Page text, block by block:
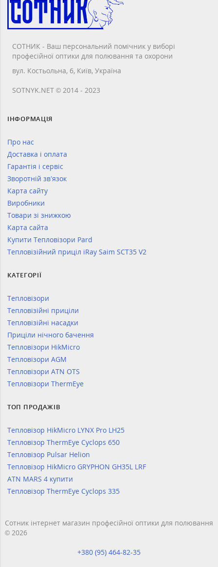
СОТНИК - Ваш персональний помічник у виборі
професійної оптики для полювання та охорони
вул. Костьольна, 6, Київ, Україна
SOTNYK.NET © 2014 - 2023
ІНФОРМАЦІЯ
Про нас
Доставка і оплата
Гарантія і сервіс
Зворотній зв’язок
Карта сайту
Виробники
Товари зі знижкою
Карта сайта
Купити Тепловізори Pard
Тепловізійний приціл iRay Saim SCT35 V2
КАТЕГОРІЇ
Тепловізори
Тепловізійні приціли
Тепловізійні насадки
Приціли нічного бачення
Тепловізори HikMicro
Тепловізори AGM
Тепловізори ATN OTS
Тепловізори ThermEye
ТОП ПРОДАЖІВ
Тепловізор HikMicro LYNX Pro LH25
Тепловізор ThermEye Cyclops 650
Тепловізор Pulsar Helion
Тепловізор HikMicro GRYPHON GH35L LRF
ATN MARS 4 купити
Тепловізор ThermEye Cyclops 335
Сотник інтернет магазин професійної оптики для полювання
© 2026
+380 (95) 464-82-35